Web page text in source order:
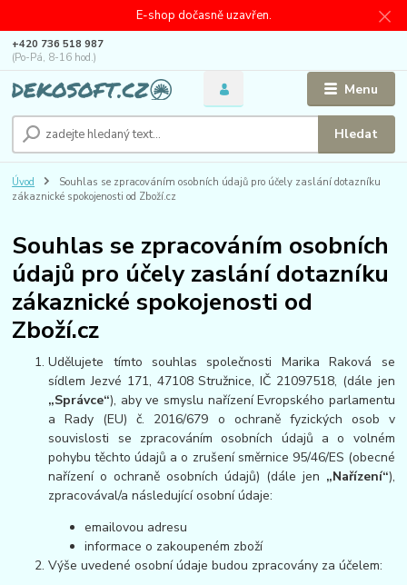
E-shop dočasně uzavřen.
Menu
Hledat
+420 736 518 987
(Po-Pá, 8-16 hod.)
Úvod
Souhlas se zpracováním osobních údajů pro účely zaslání dotazníku
zákaznické spokojenosti od Zboží.cz
Souhlas se zpracováním osobních
údajů pro účely zaslání dotazníku
zákaznické spokojenosti od
Zboží.cz
Udělujete tímto souhlas společnosti Marika Raková se
sídlem Jezvé 171, 47108 Stružnice, IČ 21097518, (dále jen
„Správce“), aby ve smyslu nařízení Evropského parlamentu
a Rady (EU) č. 2016/679 o ochraně fyzických osob v
souvislosti se zpracováním osobních údajů a o volném
pohybu těchto údajů a o zrušení směrnice 95/46/ES (obecné
nařízení o ochraně osobních údajů) (dále jen „Nařízení“),
zpracovával/a následující osobní údaje:
emailovou adresu
informace o zakoupeném zboží
Výše uvedené osobní údaje budou zpracovány za účelem: